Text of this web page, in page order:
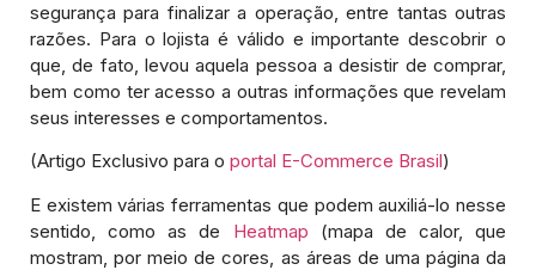
segurança para finalizar a operação, entre tantas outras
razões. Para o lojista é válido e importante descobrir o
que, de fato, levou aquela pessoa a desistir de comprar,
bem como ter acesso a outras informações que revelam
seus interesses e comportamentos.
(Artigo Exclusivo para o portal E-Commerce Brasil)
E existem várias ferramentas que podem auxiliá-lo nesse
sentido, como as de Heatmap (mapa de calor, que
mostram, por meio de cores, as áreas de uma página da